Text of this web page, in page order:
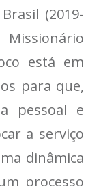
(2019-
está em
para que,
pessoal e
a serviço
dinâmica
processo